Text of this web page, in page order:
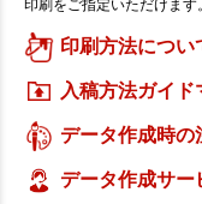
印刷をご指定いただけます。
印刷方法につい
入稿方法ガイド
データ作成時の
データ作成サー